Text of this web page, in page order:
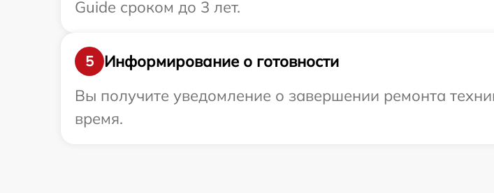
Guide сроком до 3 лет.
5
Информирование о готовности
Вы получите уведомление о завершении ремонта
время.